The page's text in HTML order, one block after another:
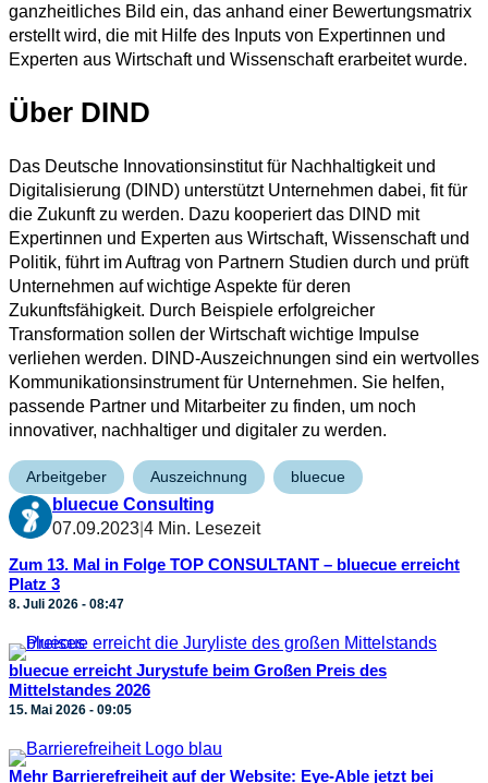
ganzheitliches Bild ein, das anhand einer Bewertungsmatrix
erstellt wird, die mit Hilfe des Inputs von Expertinnen und
Experten aus Wirtschaft und Wissenschaft erarbeitet wurde.
Über DIND
Das Deutsche Innovationsinstitut für Nachhaltigkeit und
Digitalisierung (DIND) unterstützt Unternehmen dabei, fit für
die Zukunft zu werden. Dazu kooperiert das DIND mit
Expertinnen und Experten aus Wirtschaft, Wissenschaft und
Politik, führt im Auftrag von Partnern Studien durch und prüft
Unternehmen auf wichtige Aspekte für deren
Zukunftsfähigkeit. Durch Beispiele erfolgreicher
Transformation sollen der Wirtschaft wichtige Impulse
verliehen werden. DIND-Auszeichnungen sind ein wertvolles
Kommunikationsinstrument für Unternehmen. Sie helfen,
passende Partner und Mitarbeiter zu finden, um noch
innovativer, nachhaltiger und digitaler zu werden.
Arbeitgeber Auszeichnung bluecue
bluecue Consulting
07.09.2023 4 Min. Lesezeit
Zum 13. Mal in Folge TOP CONSULTANT – bluecue erreicht
Platz 3
8. Juli 2026 - 08:47
bluecue erreicht Jurystufe beim Großen Preis des
Mittelstandes 2026
15. Mai 2026 - 09:05
Mehr Barrierefreiheit auf der Website: Eye-Able jetzt bei